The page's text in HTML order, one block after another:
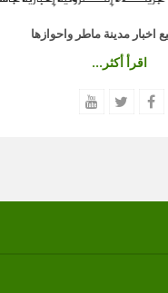
اخبار مدينة ماطر واحوازها
اقرأ أكثر...